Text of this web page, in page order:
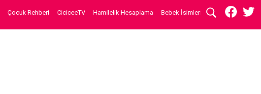
Çocuk Rehberi CiciceeTV Hamilelik Hesaplama Bebek İsimleri